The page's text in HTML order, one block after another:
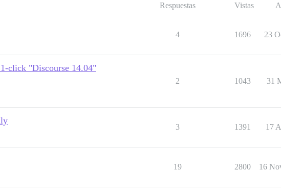
Respuestas Vistas
4 1696 23
click "Discourse 14.04"
2 1043 31
3 1391 17
19 2800 16